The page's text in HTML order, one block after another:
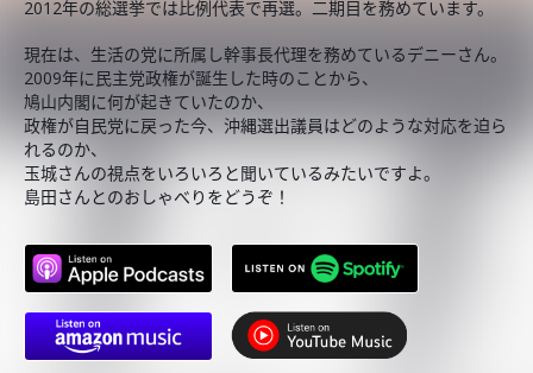
2012年の総選挙では比例代表で再選。二期目を務めています。
現在は、生活の党に所属し幹事長代理を務めているデニーさん。
2009年に民主党政権が誕生した時のことから、
鳩山内閣に何が起きていたのか、
政権が自民党に戻った今、沖縄選出議員はどのような対応を迫ら
れるのか、
玉城さんの視点をいろいろと聞いているみたいですよ。
島田さんとのおしゃべりをどうぞ！